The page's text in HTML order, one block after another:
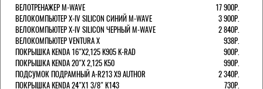
ВЕЛОТРЕНАЖЕР M-WAVE
17 900Р.
ВЕЛОКОМПЬЮТЕР X-IV SILICON СИНИЙ M-WAVE
3 900Р.
ВЕЛОКОМПЬЮТЕР X-IV SILICON ЧЕРНЫЙ M-WAVE
2 840Р.
ВЕЛОКОМПЬЮТЕР VENTURA Х
938Р.
ПОКРЫШКА KENDA 16"Х2,125 K905 K-RAD
900Р.
ПОКРЫШКА KENDA 20"Х 2,125 K50
990Р.
ПОДСУМОК ПОДРАМНЫЙ A-R213 X9 AUTHOR
2 340Р.
ПОКРЫШКА KENDA 24"Х1 3/8" K143
730Р.